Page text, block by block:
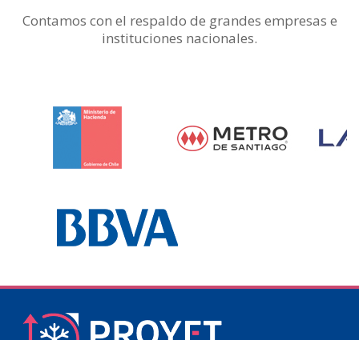
Contamos con el respaldo de grandes empresas e
instituciones nacionales.